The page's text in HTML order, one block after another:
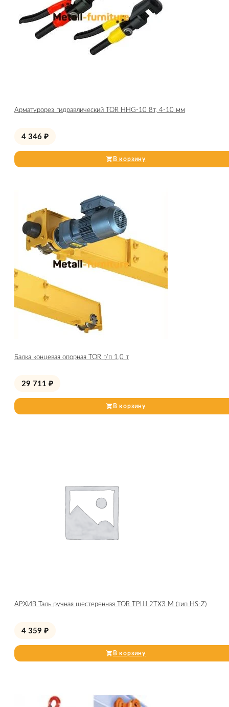
Арматурорез гидравлический TOR HHG-10 8т, 4-10 мм
4 346 ₽
В корзину
Балка концевая опорная TOR г/п 1,0 т
29 711 ₽
В корзину
АРХИВ Таль ручная шестеренная TOR ТРШ 2ТХ3 М (тип HS-Z)
4 359 ₽
В корзину